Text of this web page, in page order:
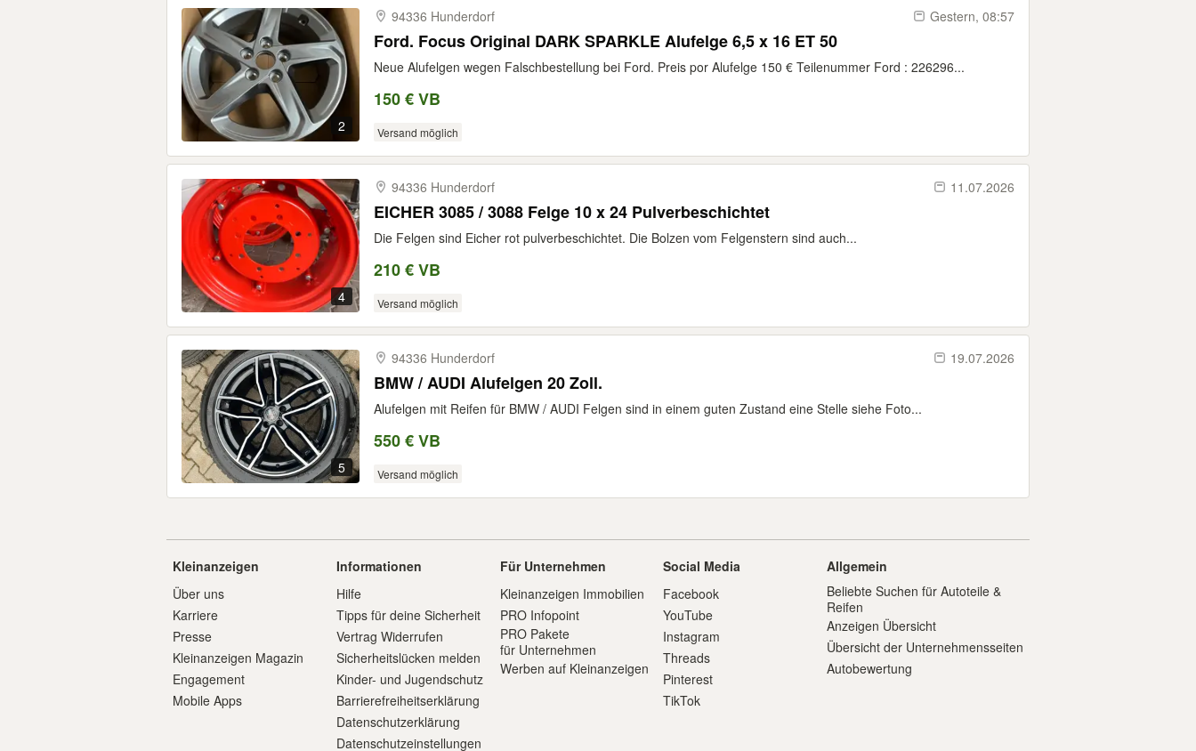
2
94336 Hunderdorf Gestern, 08:57
Ford. Focus Original DARK SPARKLE Alufelge 6,5 x 16 ET 50
Neue Alufelgen wegen Falschbestellung bei Ford. Preis por Alufelge 150 € Teilenummer Ford : 226296...
150 € VB
Versand möglich
4
94336 Hunderdorf 11.07.2026
EICHER 3085 / 3088 Felge 10 x 24 Pulverbeschichtet
Die Felgen sind Eicher rot pulverbeschichtet. Die Bolzen vom Felgenstern sind auch...
210 € VB
Versand möglich
5
94336 Hunderdorf 19.07.2026
BMW / AUDI Alufelgen 20 Zoll.
Alufelgen mit Reifen für BMW / AUDI Felgen sind in einem guten Zustand eine Stelle siehe Foto...
550 € VB
Versand möglich
Kleinanzeigen
Über uns
Karriere
Presse
Kleinanzeigen Magazin
Engagement
Mobile Apps
Informationen
Hilfe
Tipps für deine Sicherheit
Vertrag Widerrufen
Sicherheitslücken melden
Kinder- und Jugendschutz
Barrierefreiheitserklärung
Datenschutzerklärung
Datenschutzeinstellungen
Für Unternehmen
Kleinanzeigen Immobilien
PRO Infopoint
PRO Pakete
für Unternehmen
Werben auf Kleinanzeigen
Social Media
Facebook
YouTube
Instagram
Threads
Pinterest
TikTok
Allgemein
Beliebte Suchen für Autoteile &
Reifen
Anzeigen Übersicht
Übersicht der Unternehmensseiten
Autobewertung